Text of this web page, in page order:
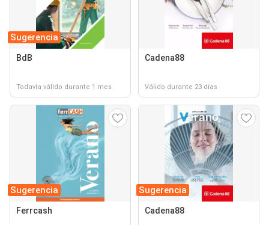
Sugerencia
BdB
Todavía válido durante 1 mes
Cadena88
Válido durante 23 días
Sugerencia
Ferrcash
Sugerencia
Cadena88